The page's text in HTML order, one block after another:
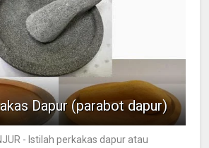
Dapur (parabot dapur)
- Istilah perkakas dapur atau